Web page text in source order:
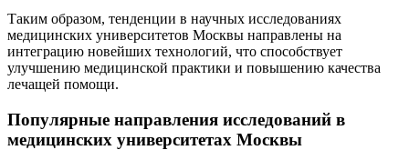
Таким образом, тенденции в научных исследованиях
медицинских университетов Москвы направлены на
интеграцию новейших технологий, что способствует
улучшению медицинской практики и повышению качества
лечащей помощи.
Популярные направления исследований в
медицинских университетах Москвы